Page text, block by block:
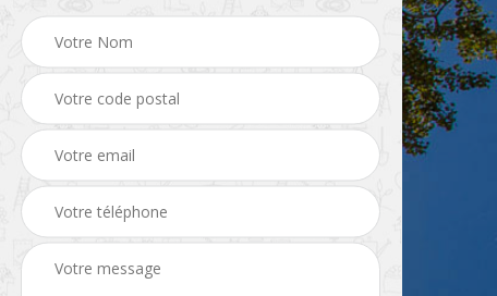
Pose de gazon en
rouleau 41 Taille de haie 41